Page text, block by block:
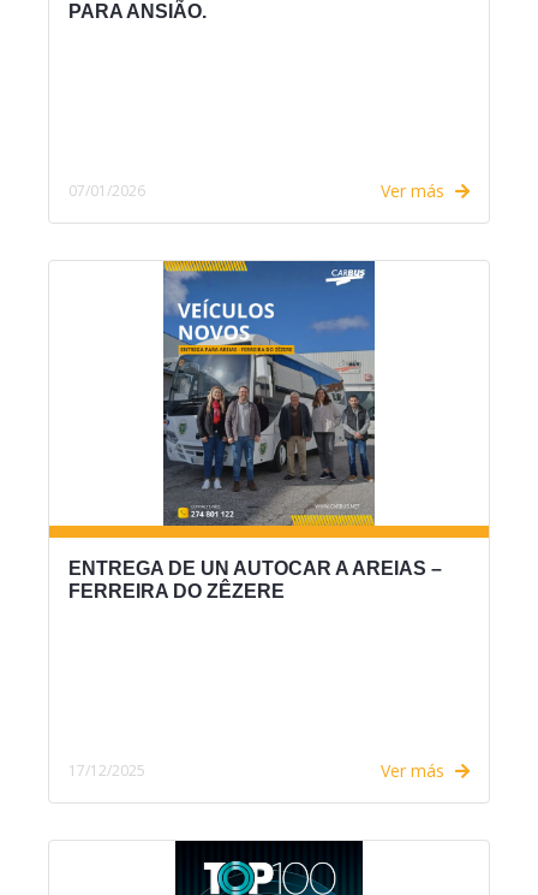
PARA ANSIÃO.
07/01/2026 Ver más
ENTREGA DE UN AUTOCAR A AREIAS –
FERREIRA DO ZÊZERE
17/12/2025 Ver más